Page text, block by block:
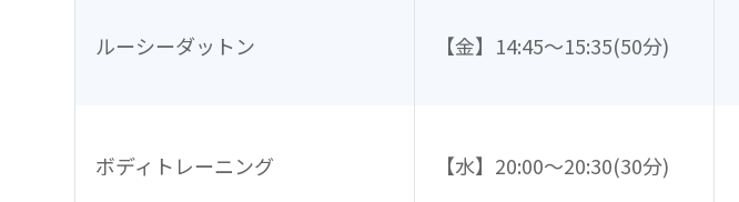
ルーシーダットン 【金】 14:45～15:35(50分)
ボディトレーニング 【水】 20:00～20:30(30分)